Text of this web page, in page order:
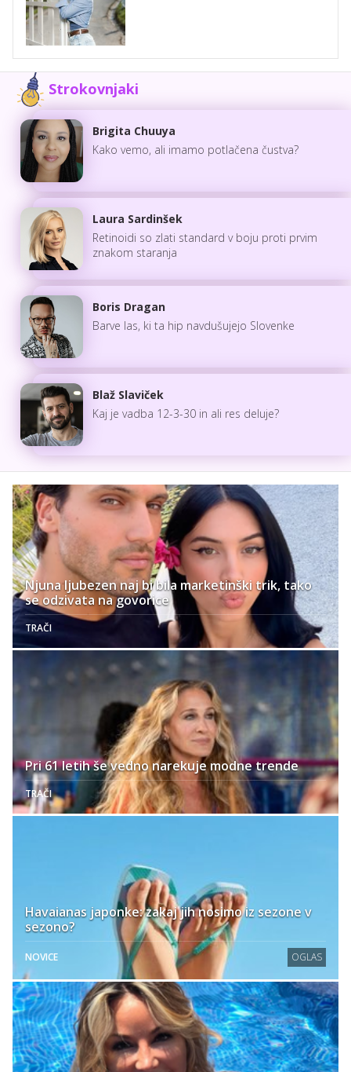
Strokovnjaki
Brigita Chuuya
Kako vemo, ali imamo potlačena čustva?
Laura Sardinšek
Retinoidi so zlati standard v boju proti prvim
znakom staranja
Boris Dragan
Barve las, ki ta hip navdušujejo Slovenke
Blaž Slaviček
Kaj je vadba 12-3-30 in ali res deluje?
Njuna ljubezen naj bi bila marketinški trik, tako
se odzivata na govorice
TRAČI
Pri 61 letih še vedno narekuje modne trende
TRAČI
Havaianas japonke: zakaj jih nosimo iz sezone v
sezono?
NOVICE OGLAS